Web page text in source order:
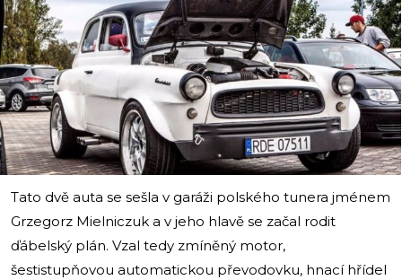
Tato dvě auta se sešla v garáži polského tunera jménem
Grzegorz Mielniczuk a v jeho hlavě se začal rodit
ďábelský plán. Vzal tedy zmíněný motor,
šestistupňovou automatickou převodovku, hnací hřídel